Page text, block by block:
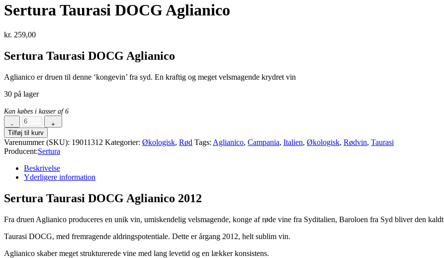
Sertura Taurasi DOCG Aglianico
kr. 259,00
Sertura Taurasi DOCG Aglianico
Aglianico er druen til denne ‘kongevin’ fra syd. En kraftig og meget velsmagende krydret vin
30 på lager
Kan købes i kasser af 6
-
Sertura
Taurasi
DOCG
Aglianico
+
Tilføj til kurv
Varenummer (SKU): 19011312 Kategorier: Økologisk, Rød Tags: Aglianico, Campania, Italien, Økologisk, Rødvin, Taurasi
Producent:Sertura
Beskrivelse
Yderligere information
Sertura Taurasi DOCG Aglianico 2012
Fra druen Aglianico produceres en unik vin, umiskendelig velsmagende, konge af røde vine fra Syditalien, Baroloen fra Syd bliver den kaldt
Taurasi DOCG, med fremragende aldringspotentiale. Dette er årgang 2012, helt sublim vin.
Aglianico skaber meget strukturerede vine med lang levetid og en lækker konsistens.